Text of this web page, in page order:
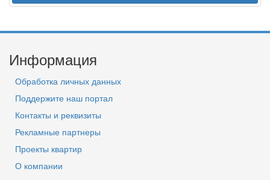
Информация
Обработка личных данных
Поддержите наш портал
Контакты и реквизиты
Рекламные партнеры
Проекты квартир
О компании